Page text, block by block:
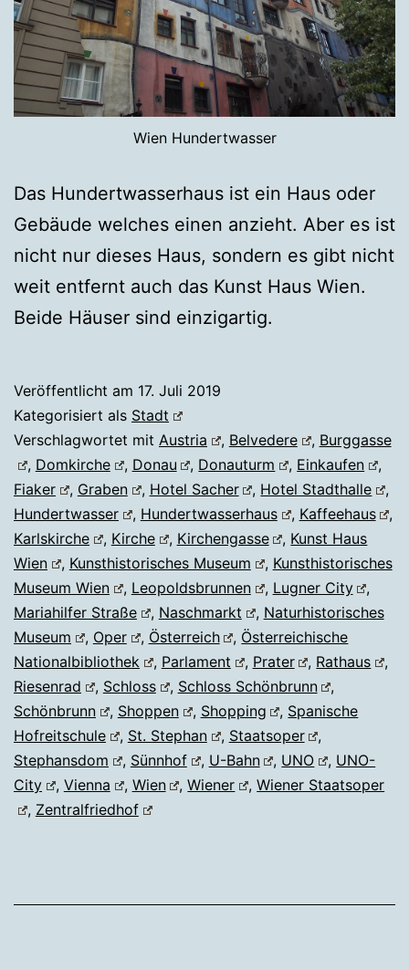
Wien Hundertwasser
Das Hundertwasserhaus ist ein Haus oder
Gebäude welches einen anzieht. Aber es ist
nicht nur dieses Haus, sondern es gibt nicht
weit entfernt auch das Kunst Haus Wien.
Beide Häuser sind einzigartig.
Veröffentlicht am 17. Juli 2019
Kategorisiert als Stadt
Verschlagwortet mit Austria , Belvedere , Burggasse
, Domkirche , Donau , Donauturm , Einkaufen
,
Fiaker
, Graben , Hotel Sacher , Hotel Stadthalle
,
Hundertwasser
, Hundertwasserhaus , Kaffeehaus
,
Karlskirche
, Kirche , Kirchengasse , Kunst Haus
Wien
, Kunsthistorisches Museum , Kunsthistorisches
Museum Wien
, Leopoldsbrunnen , Lugner City
,
Mariahilfer Straße
, Naschmarkt , Naturhistorisches
Museum
, Oper , Österreich , Österreichische
Nationalbibliothek
, Parlament , Prater , Rathaus
,
Riesenrad
, Schloss , Schloss Schönbrunn
,
Schönbrunn
, Shoppen , Shopping , Spanische
Hofreitschule
, St. Stephan , Staatsoper
,
Stephansdom
, Sünnhof , U-Bahn , UNO , UNO-
City
, Vienna , Wien ,Wiener ,Wiener Staatsoper
, Zentralfriedhof